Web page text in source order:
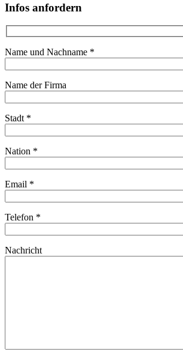
Infos anfordern
Name und Nachname *
Name der Firma
Stadt *
Nation *
Email *
Telefon *
Nachricht